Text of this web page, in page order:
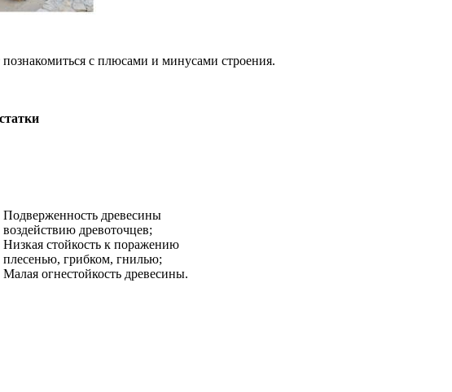
с плюсами и минусами строения.
Подверженность древесины
воздействию древоточцев;
Низкая стойкость к поражению
плесенью, грибком, гнилью;
Малая огнестойкость древесины.